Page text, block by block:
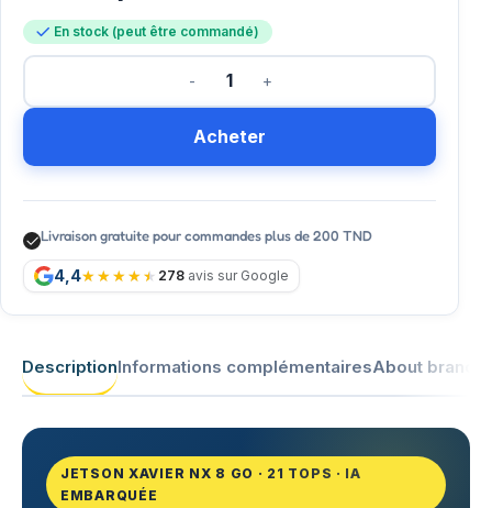
En stock (peut être commandé)
Acheter
Livraison gratuite pour commandes plus de 200 TND
4,4 278 avis sur Google
DescriptionInformations complémentairesAbout brand
JETSON XAVIER NX 8 GO · 21 TOPS · IA
EMBARQUÉE